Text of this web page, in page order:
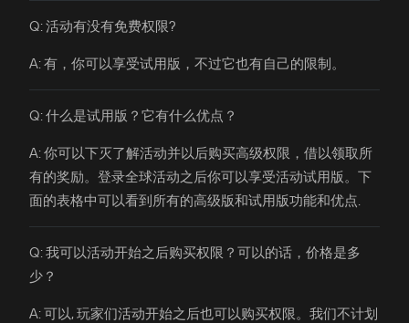
Q: 活动有没有免费权限?
A: 有，你可以享受试用版，不过它也有自己的限制。
Q: 什么是试用版？它有什么优点？
A: 你可以下灭了解活动并以后购买高级权限，借以领取所
有的奖励。登录全球活动之后你可以享受活动试用版。下
面的表格中可以看到所有的高级版和试用版功能和优点.
Q: 我可以活动开始之后购买权限？可以的话，价格是多
少？
A: 可以, 玩家们活动开始之后也可以购买权限。我们不计划